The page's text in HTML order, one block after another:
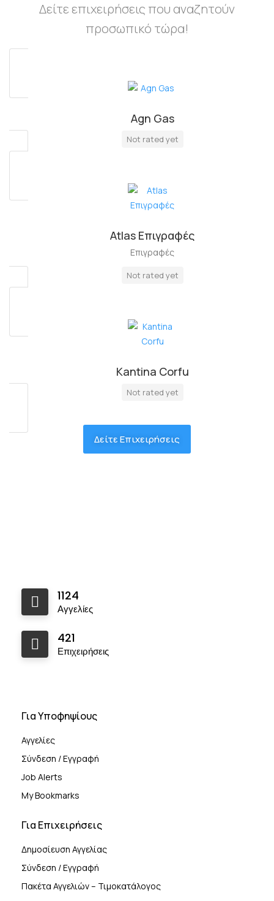
Πλήρη Απασχόληση
Δείτε επιχειρήσεις που αναζητούν
προσωπικό τώρα!
Agn Gas
Not rated yet
Atlas Επιγραφές
Επιγραφές
Not rated yet
Kantina Corfu
Not rated yet
Δείτε Επιχειρήσεις
1124
Αγγελίες
421
Επιχειρήσεις
Για Υποφηψίους
Αγγελίες
Σύνδεση / Εγγραφή
Job Alerts
My Bookmarks
Για Επιχειρήσεις
Δημοσίευση Αγγελίας
Σύνδεση / Εγγραφή
Πακέτα Αγγελιών – Τιμοκατάλογος